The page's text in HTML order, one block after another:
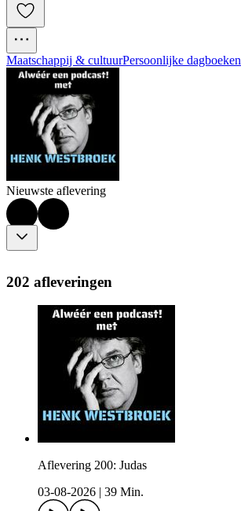
Maatschappij & cultuurPersoonlijke dagboeken
Nieuwste aflevering
202 afleveringen
Aflevering 200: Judas
03-08-2026
39 Min.